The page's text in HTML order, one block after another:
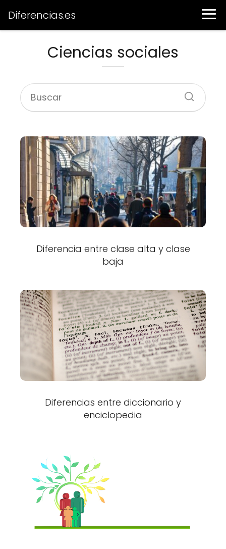
Diferencias.es
Ciencias sociales
Diferencia entre clase alta y clase
baja
Diferencias entre diccionario y
enciclopedia